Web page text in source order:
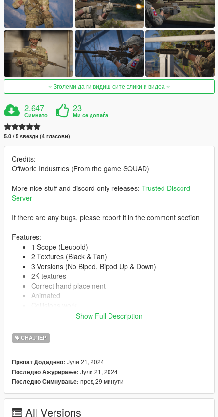
Зголеми да ги видиш сите слики и видеа
2.647
Симнато
23
Ми се допаѓа
5.0 / 5 ѕвезди (4 гласови)
Credits:
Offworld Industries (From the game SQUAD)
More nice stuff and discord only releases: Trusted Discord
Server
If there are any bugs, please report it in the comment section
Features:
1 Scope (Leupold)
2 Textures (Black & Tan)
3 Versions (No Bipod, Bipod Up & Down)
2K textures
Correct hand placement
Animated
Version 1.0:
Release
Show Full Description
СНАЈПЕР
Првпат Додадено: Јули 21, 2024
Последно Ажурирање: Јули 21, 2024
Последно Симнување: пред 29 минути
All Versions